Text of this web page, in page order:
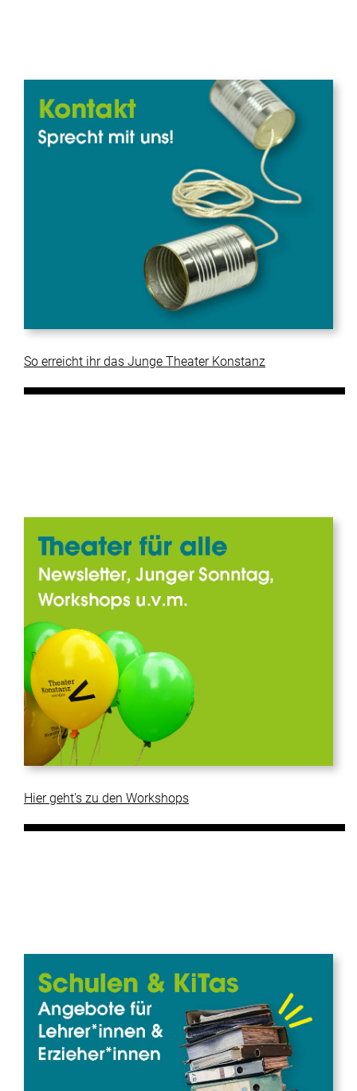
So erreicht ihr das Junge Theater Konstanz
Hier geht's zu den Workshops